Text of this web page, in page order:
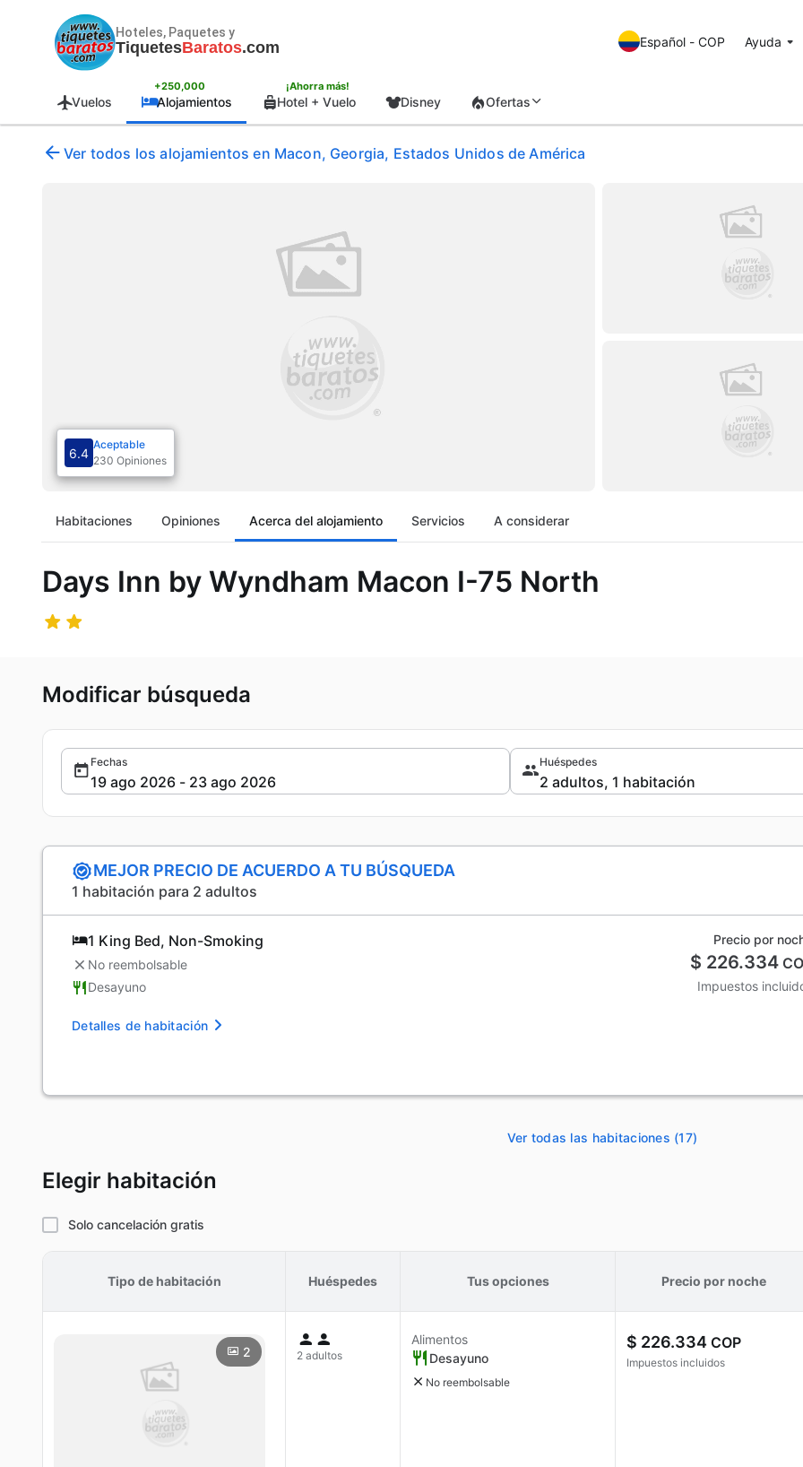
Hoteles, Paquetes y
TiquetesBaratos.com Español - COP Ayuda
Vuelos
+250,000
Alojamientos
¡Ahorra más!
Hotel + Vuelo Disney Ofertas
Ver todos los alojamientos en Macon, Georgia, Estados Unidos de América
6.4
Aceptable
230 Opiniones
Habitaciones Opiniones Acerca del alojamiento Servicios A considerar
Days Inn by Wyndham Macon I-75 North
Modificar búsqueda
Fechas Huéspedes
MEJOR PRECIO DE ACUERDO A TU BÚSQUEDA
1 habitación para 2 adultos
1 King Bed, Non-Smoking
No reembolsable
Desayuno
Detalles de habitación
Precio por
$ 226.334
Impuestos
Ver todas las habitaciones (17)
Elegir habitación
Solo cancelación gratis
Tipo de habitación Huéspedes Tus opciones Precio por noche
2 2 adultos
Alimentos
Desayuno
No reembolsable
$ 226.334 COP
Impuestos incluidos